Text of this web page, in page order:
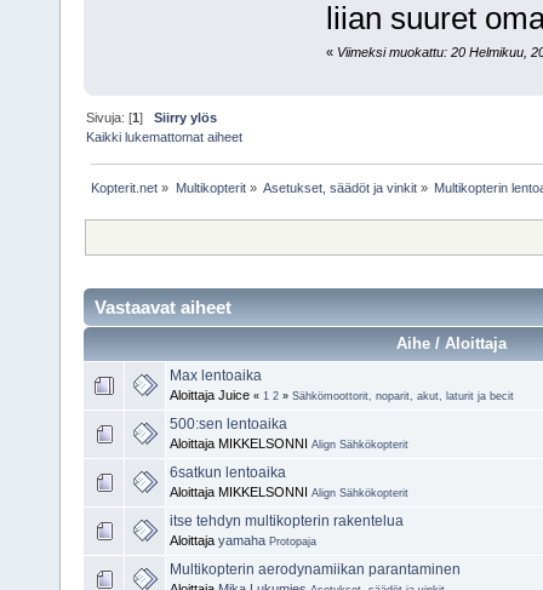
liian suuret
« Viimeksi muokattu: 20 Helmikuu,
Sivuja: [1]Siirry ylös
Kaikki lukemattomat aiheet
Kopterit.net » Multikopterit» Asetukset, säädöt ja vinkit» Multikopterin
Vastaavat aiheet
Aihe / Aloittaja
Max lentoaika
Aloittaja Juice « 1 2 » Sähkömoottorit, noparit, akut, laturit ja becit
500:sen lentoaika
Aloittaja MIKKELSONNI Align Sähkökopterit
6satkun lentoaika
Aloittaja MIKKELSONNI Align Sähkökopterit
itse tehdyn multikopterin rakentelua
Aloittaja yamaha Protopaja
Multikopterin aerodynamiikan parantaminen